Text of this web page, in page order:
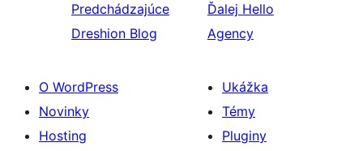
Predchádzajúce
Dreshion Blog
Ďalej Hello
Agency
O WordPress
Novinky
Hosting
Ukážka
Témy
Pluginy